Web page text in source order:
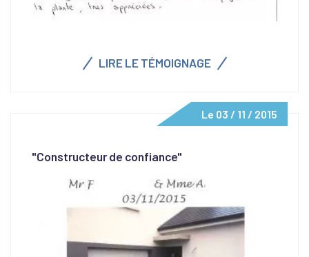
LIRE LE TÉMOIGNAGE
Le 03 / 11 / 2015
"Constructeur de confiance"